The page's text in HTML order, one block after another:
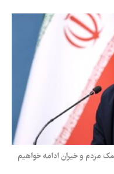
مردم و خیران ادامه خواهیم